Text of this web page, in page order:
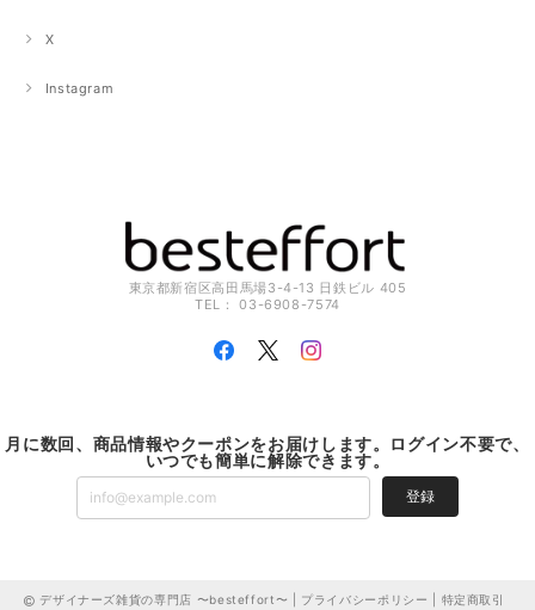
X
Instagram
東京都新宿区高田馬場3-4-13 日鉄ビル 405
TEL： 03-6908-7574
月に数回、商品情報やクーポンをお届けします。ログイン不要で、
いつでも簡単に解除できます。
登録
デザイナーズ雑貨の専門店 〜besteffort〜 | プライバシーポリシー
特定商取引